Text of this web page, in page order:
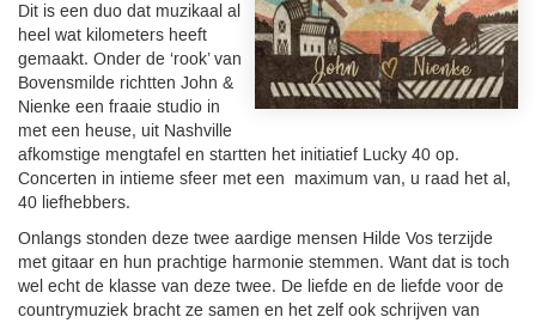
Dit is een duo dat muzikaal al
heel wat kilometers heeft
gemaakt. Onder de ‘rook’ van
Bovensmilde richtten John &
Nienke een fraaie studio in
met een heuse, uit Nashville
afkomstige mengtafel en startten het initiatief Lucky 40 op.
Concerten in intieme sfeer met een maximum van, u raad het al,
40 liefhebbers.
Onlangs stonden deze twee aardige mensen Hilde Vos terzijde
met gitaar en hun prachtige harmonie stemmen. Want dat is toch
wel echt de klasse van deze twee. De liefde en de liefde voor de
countrymuziek bracht ze samen en het zelf ook schrijven van